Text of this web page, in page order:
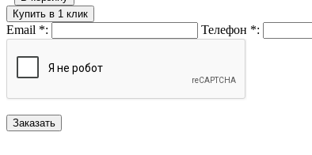
Купить в 1 клик
Email *: Телефон *: